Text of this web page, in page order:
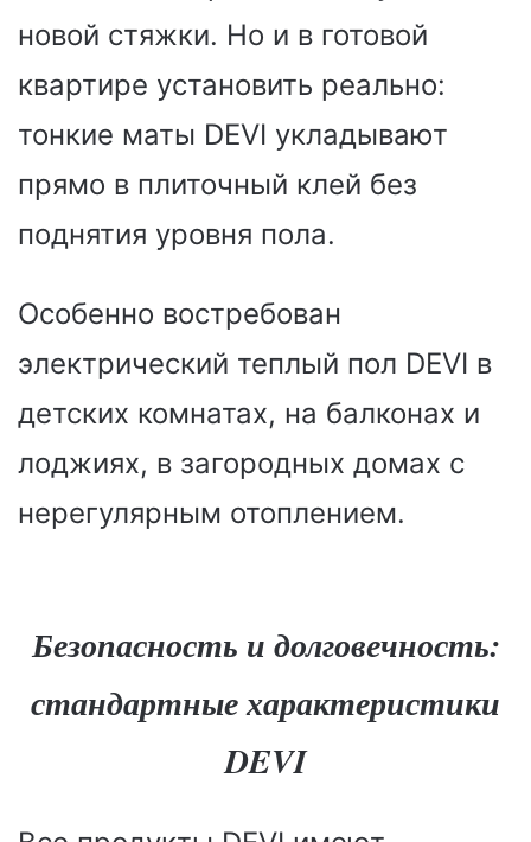
новой стяжки. Но и в готовой
квартире установить реально:
тонкие маты DEVI укладывают
прямо в плиточный клей без
поднятия уровня пола.
Особенно востребован
электрический теплый пол DEVI в
детских комнатах, на балконах и
лоджиях, в загородных домах с
нерегулярным отоплением.
Безопасность и долговечность:
стандартные характеристики
DEVI